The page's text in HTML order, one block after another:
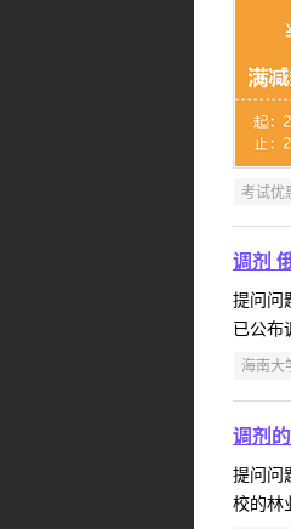
考试优
调剂
提问问
已公布
海南大
调剂
提问问
校的林